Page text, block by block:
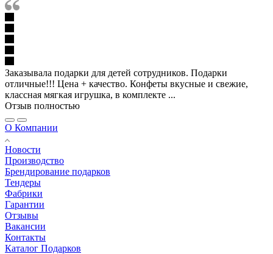
Заказывала подарки для детей сотрудников. Подарки
отличные!!! Цена + качество. Конфеты вкусные и свежие,
классная мягкая игрушка, в комплекте ...
Отзыв полностью
О Компании
Новости
Производство
Брендирование подарков
Тендеры
Фабрики
Гарантии
Отзывы
Вакансии
Контакты
Каталог Подарков